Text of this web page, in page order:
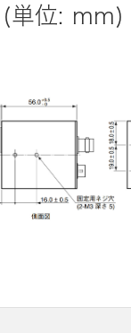
単位: mm)